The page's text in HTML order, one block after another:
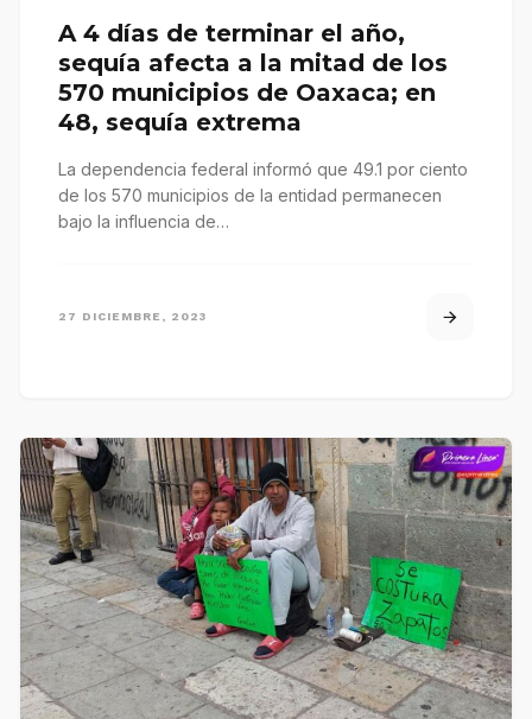
A 4 días de terminar el año,
sequía afecta a la mitad de los
570 municipios de Oaxaca; en
48, sequía extrema
La dependencia federal informó que 49.1 por ciento
de los 570 municipios de la entidad permanecen
bajo la influencia de…
27 DICIEMBRE, 2023